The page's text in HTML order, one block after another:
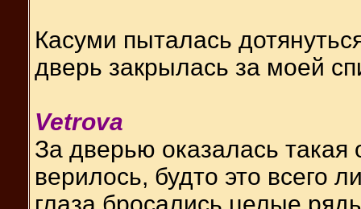
Касуми пыталась
дверь закрылась за моей
Vetrova
За дверью оказалась такая
верилось, будто это всего